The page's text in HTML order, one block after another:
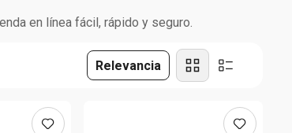
en línea fácil, rápido y seguro.
Relevancia